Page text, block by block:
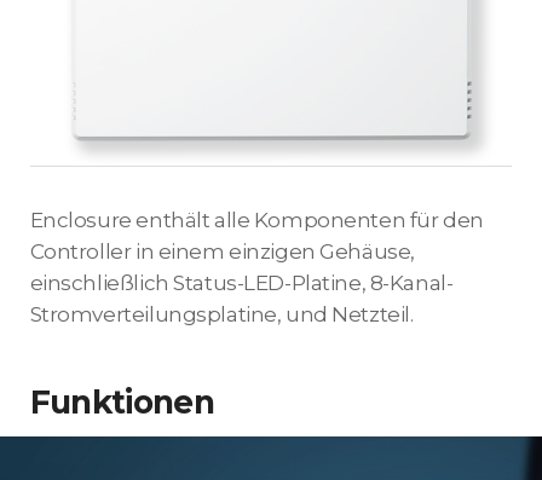
Enclosure enthält alle Komponenten für den
Controller in einem einzigen Gehäuse,
einschließlich Status-LED-Platine, 8-Kanal-
Stromverteilungsplatine, und Netzteil.
Funktionen